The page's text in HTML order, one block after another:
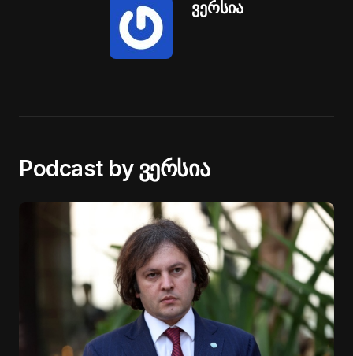
ვერსია
Podcast by ვერსია